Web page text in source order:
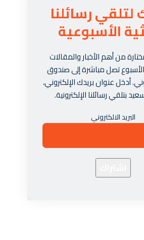
لتلقي رسائلنا
الأسبوعية
من أهم الأخبار والمقالات
الأسبوع تصل مباشرة إلى صندوق
أدخل عنوان بريدك الإلكتروني،
بتلقي رسائلنا الإلكترونية.
البريد الالكتروني